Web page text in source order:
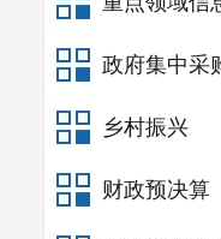
政府集中采
乡村振兴
财政预决算